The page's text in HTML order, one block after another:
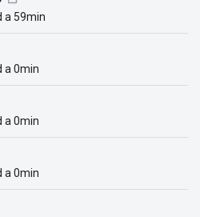
a 59min
a 0min
a 0min
a 0min